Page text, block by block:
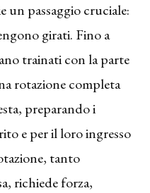
un passaggio cruciale:
girati. Fino a
trainati con la parte
rotazione completa
preparando i
e per il loro ingresso
tanto
richiede forza,